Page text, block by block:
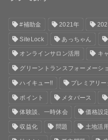
#補助金 2021年
SiteLock あっちゃん
オンラインサロン活用 キ
グリーントランスフォーメーシ
ハイキュー!! プレミアリー
ポイント メタバース
体験談、一時休会 価格設
収益化 問題 土地活用